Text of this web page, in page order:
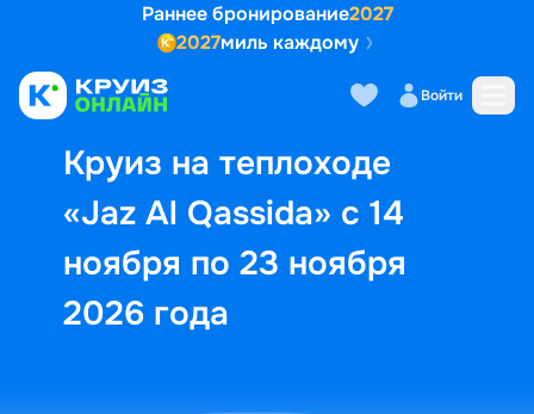
Раннее бронирование2027
2027миль каждому
Войти
Круиз на теплоходе
«Jaz Al Qassida» с 14
ноября по 23 ноября
2026 года
Выбор кают Маршрут и